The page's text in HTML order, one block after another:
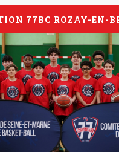
77BC ROZAY-EN-